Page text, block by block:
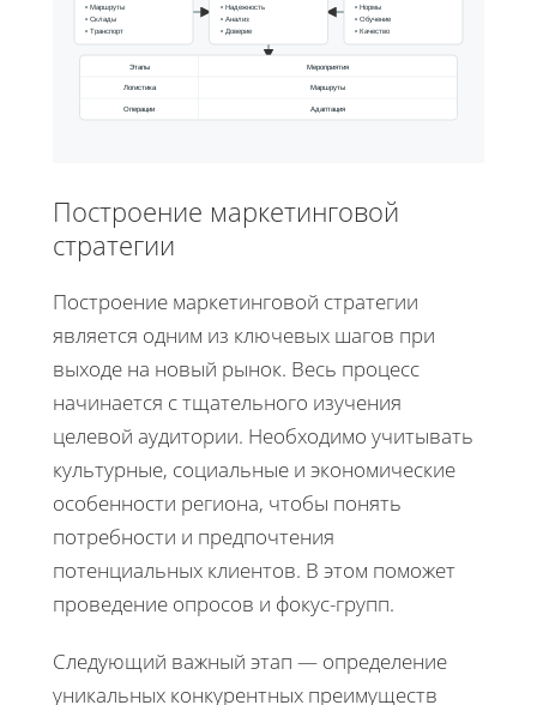
• Маршруты
• Склады
• Транспорт
• Надежность
• Анализ
• Доверие
• Нормы
• Обучение
• Качество
Этапы Мероприятия
Логистика Маршруты
Операции Адаптация
Построение маркетинговой
стратегии
Построение маркетинговой стратегии
является одним из ключевых шагов при
выходе на новый рынок. Весь процесс
начинается с тщательного изучения
целевой аудитории. Необходимо учитывать
культурные, социальные и экономические
особенности региона, чтобы понять
потребности и предпочтения
потенциальных клиентов. В этом поможет
проведение опросов и фокус-групп.
Следующий важный этап — определение
уникальных конкурентных преимуществ